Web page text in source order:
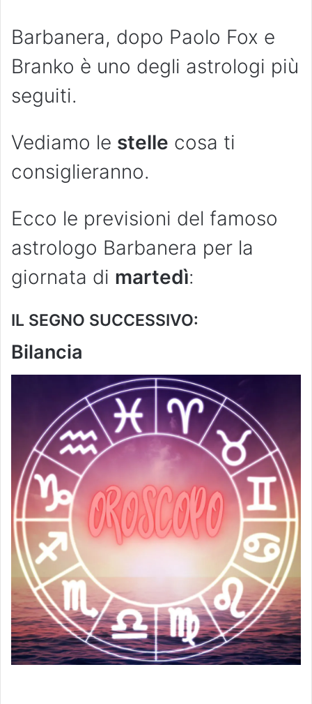
Barbanera, dopo Paolo Fox e
Branko è uno degli astrologi più
seguiti.
Vediamo le stelle cosa ti
consiglieranno.
Ecco le previsioni del famoso
astrologo Barbanera per la
giornata di martedì:
IL SEGNO SUCCESSIVO:
Bilancia